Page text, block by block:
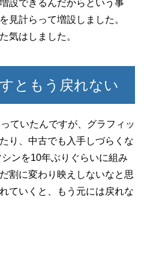
設できるんだからという事
見計らって増設しました。
気はしました。
ともう戻れない
ていたんですが、グラフィッ
り、中古でも入手しづらくな
ンを10年ぶりぐらいに組み
割に変わり映えしないなと思
ていくと、もう元には戻れな